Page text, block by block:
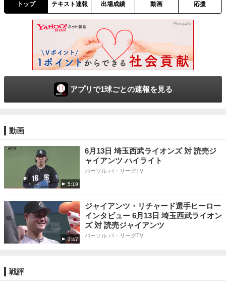
トップ テキスト速報 出場成績 動画 応援
アプリで1球ごとの速報を見る
動画
5:19
6月13日 埼玉西武ライオンズ 対 読売ジ
ャイアンツ ハイライト
パーソル パ・リーグTV
3:47
ジャイアンツ・リチャード選手ヒーロー
インタビュー 6月13日 埼玉西武ライオン
ズ 対 読売ジャイアンツ
パーソル パ・リーグTV
戦評